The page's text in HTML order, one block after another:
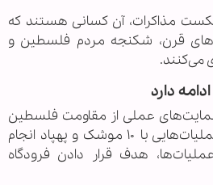
مذاکرات، آن کسانی هستند که
قرن، شکنجه مردم فلسطین و
می‌کنند.
دارد
حمایت‌های عملی از مقاومت فلسطین
گفت: ما در هفته جاری عملیات‌هایی با ۱۰ موشک و پهپاد انجام
هدف قرار دادن فرودگاه